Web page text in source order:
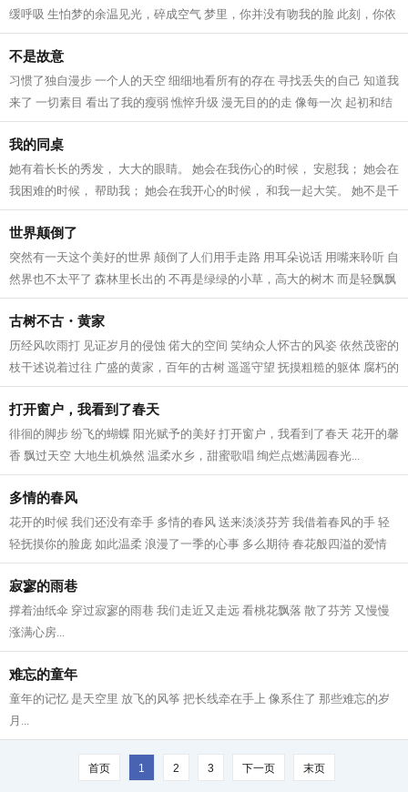
缓呼吸 生怕梦的余温见光，碎成空气 梦里，你并没有吻我的脸 此刻，你依
然没有在我身边 你也并没有答应，...
不是故意
习惯了独自漫步 一个人的天空 细细地看所有的存在 寻找丢失的自己 知道我
来了 一切素目 看出了我的瘦弱 憔悴升级 漫无目的的走 像每一次 起初和结
果都是无 只是静静的看 不知道有...
我的同桌
她有着长长的秀发， 大大的眼睛。 她会在我伤心的时候， 安慰我； 她会在
我困难的时候， 帮助我； 她会在我开心的时候， 和我一起大笑。 她不是千
金豪门的大小姐， 但却像女王范...
世界颠倒了
突然有一天这个美好的世界 颠倒了人们用手走路 用耳朵说话 用嘴来聆听 自
然界也不太平了 森林里长出的 不再是绿绿的小草，高大的树木 而是轻飘飘
的白云 动物界也不太平了 一向有...
古树不古・黄家
历经风吹雨打 见证岁月的侵蚀 偌大的空间 笑纳众人怀古的风姿 依然茂密的
枝干述说着过往 广盛的黄家，百年的古树 遥遥守望 抚摸粗糙的躯体 腐朽的
灵魂被掏空 无与伦比的生命传承...
打开窗户，我看到了春天
徘徊的脚步 纷飞的蝴蝶 阳光赋予的美好 打开窗户，我看到了春天 花开的馨
香 飘过天空 大地生机焕然 温柔水乡，甜蜜歌唱 绚烂点燃满园春光...
多情的春风
花开的时候 我们还没有牵手 多情的春风 送来淡淡芬芳 我借着春风的手 轻
轻抚摸你的脸庞 如此温柔 浪漫了一季的心事 多么期待 春花般四溢的爱情
与你在一起 不再问今夕何年 多情的...
寂寥的雨巷
撑着油纸伞 穿过寂寥的雨巷 我们走近又走远 看桃花飘落 散了芬芳 又慢慢
涨满心房...
难忘的童年
童年的记忆 是天空里 放飞的风筝 把长线牵在手上 像系住了 那些难忘的岁
月...
首页 1 2 3 下一页 末页